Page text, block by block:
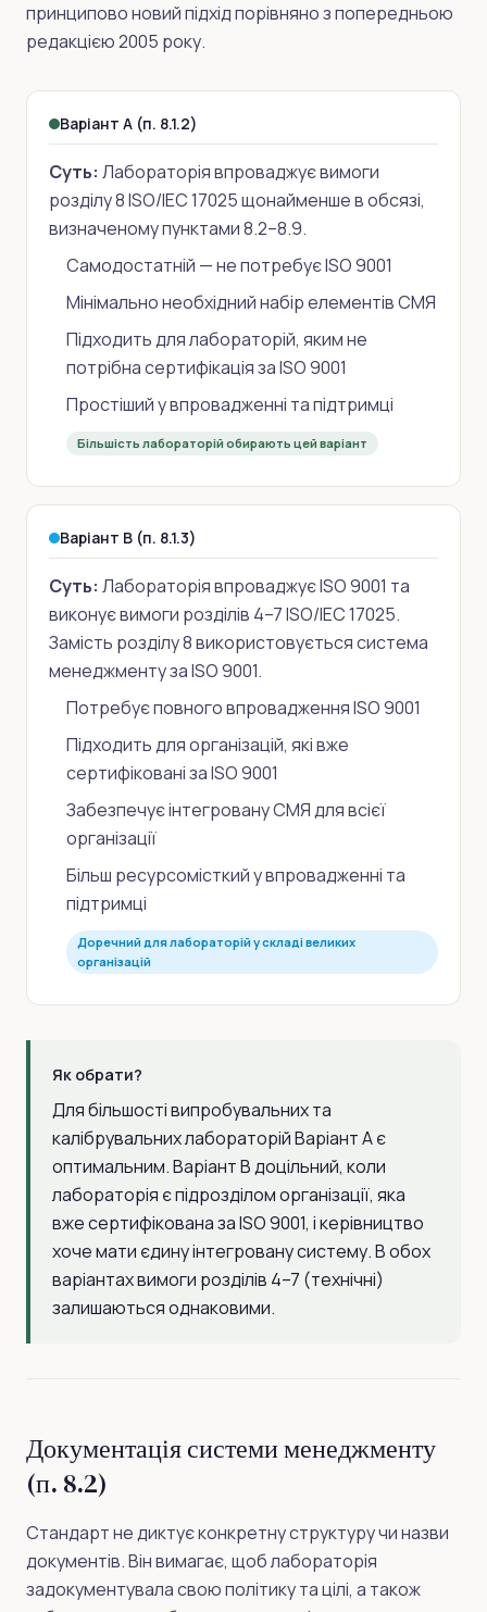
принципово новий підхід порівняно з попередньою
редакцією 2005 року.
Варіант A (п. 8.1.2)
Суть: Лабораторія впроваджує вимоги
розділу 8 ISO/IEC 17025 щонайменше в обсязі,
визначеному пунктами 8.2–8.9.
Самодостатній — не потребує ISO 9001
Мінімально необхідний набір елементів СМЯ
Підходить для лабораторій, яким не
потрібна сертифікація за ISO 9001
Простіший у впровадженні та підтримці
Більшість лабораторій обирають цей варіант
Варіант B (п. 8.1.3)
Суть: Лабораторія впроваджує ISO 9001 та
виконує вимоги розділів 4–7 ISO/IEC 17025.
Замість розділу 8 використовується система
менеджменту за ISO 9001.
Потребує повного впровадження ISO 9001
Підходить для організацій, які вже
сертифіковані за ISO 9001
Забезпечує інтегровану СМЯ для всієї
організації
Більш ресурсомісткий у впровадженні та
підтримці
Доречний для лабораторій у складі великих
організацій
Як обрати?
Для більшості випробувальних та
калібрувальних лабораторій Варіант A є
оптимальним. Варіант B доцільний, коли
лабораторія є підрозділом організації, яка
вже сертифікована за ISO 9001, і керівництво
хоче мати єдину інтегровану систему. В обох
варіантах вимоги розділів 4–7 (технічні)
залишаються однаковими.
Документація системи менеджменту
(п. 8.2)
Стандарт не диктує конкретну структуру чи назви
документів. Він вимагає, щоб лабораторія
задокументувала свою політику та цілі, а також